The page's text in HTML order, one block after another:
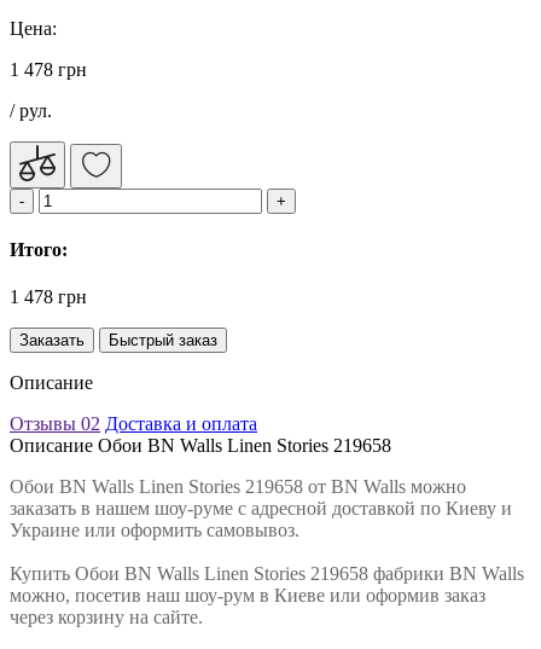
Цена:
1 478 грн
/ рул.
Итого:
1 478 грн
Заказать Быстрый заказ
Описание
Отзывы 02 Доставка и оплата
Описание Обои BN Walls Linen Stories 219658
Обои BN Walls Linen Stories 219658 от BN Walls можно
заказать в нашем шоу-руме с адресной доставкой по Киеву и
Украине или оформить самовывоз.
Купить Обои BN Walls Linen Stories 219658 фабрики BN Walls
можно, посетив наш шоу-рум в Киеве или оформив заказ
через корзину на сайте.